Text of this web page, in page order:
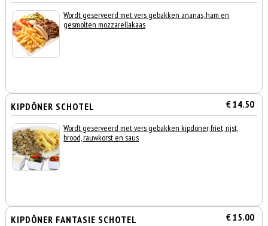
Wordt geserveerd met vers gebakken ananas, ham en
gesmolten mozzarellakaas
KIPDÖNER SCHOTEL € 14.50
Wordt geserveerd met vers gebakken kipdoner, friet, rijst,
brood, rauwkorst en saus
KIPDÖNER FANTASIE SCHOTEL € 15.00